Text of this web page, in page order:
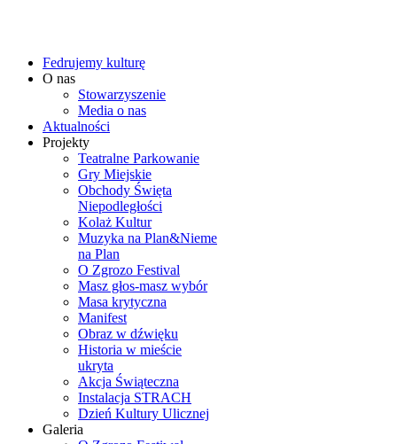
Fedrujemy kulturę
O nas
Stowarzyszenie
Media o nas
Aktualności
Projekty
Teatralne Parkowanie
Gry Miejskie
Obchody Święta
Niepodległości
Kolaż Kultur
Muzyka na Plan&Nieme
na Plan
O Zgrozo Festival
Masz głos-masz wybór
Masa krytyczna
Manifest
Obraz w dźwięku
Historia w mieście
ukryta
Akcja Świąteczna
Instalacja STRACH
Dzień Kultury Ulicznej
Galeria